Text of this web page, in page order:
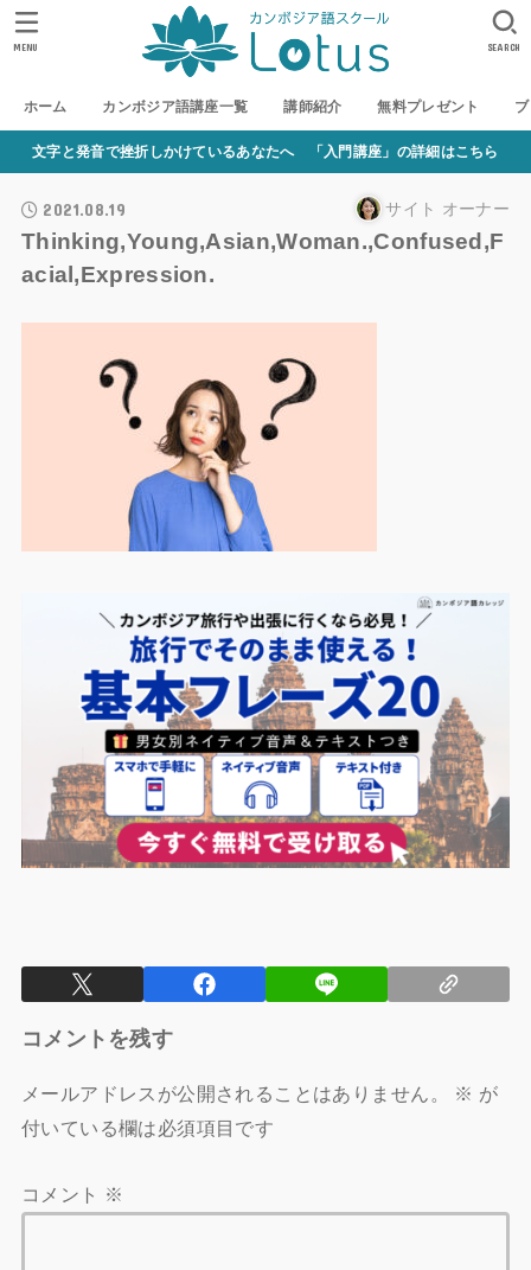
ホーム カンボジア語講座一覧 講師紹介 無料プレゼント
SEARCH
MENU
文字と発音で挫折しかけているあなたへ 「入門講座」の詳細はこちら
2021.08.19 サイト オーナー
Thinking,Young,Asian,Woman.,Confused,F
acial,Expression.
コメントを残す
メールアドレスが公開されることはありません。 ※ が
付いている欄は必須項目です
コメント ※